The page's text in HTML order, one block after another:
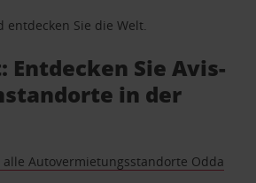
entdecken Sie die Welt.
Entdecken Sie Avis-
in der
alle Autovermietungsstandorte Odda